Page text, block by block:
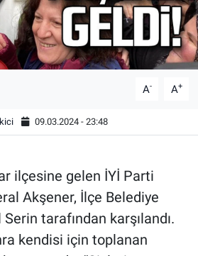
A- A+
09.03.2024 - 23:48
ilçesine gelen İYİ Parti
Akşener, İlçe Belediye
tarafından karşılandı.
kendisi için toplanan